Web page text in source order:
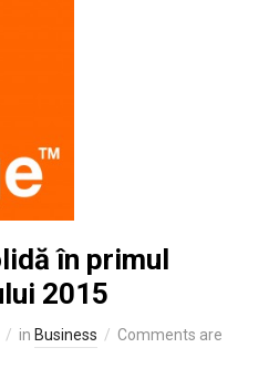
în primul
2015
in Business
Comments are